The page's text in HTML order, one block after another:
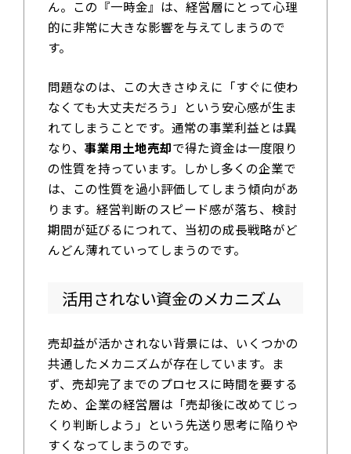
ん。この『一時金』は、経営層にとって心理
的に非常に大きな影響を与えてしまうので
す。
問題なのは、この大きさゆえに「すぐに使わ
なくても大丈夫だろう」という安心感が生ま
れてしまうことです。通常の事業利益とは異
なり、 事業用土地売却で得た資金は一度限り
の性質を持っています。しかし多くの企業で
は、この性質を過小評価してしまう傾向があ
ります。経営判断のスピード感が落ち、検討
期間が延びるにつれて、当初の成長戦略がど
んどん薄れていってしまうのです。
活用されない資金のメカニズム
売却益が活かされない背景には、いくつかの
共通したメカニズムが存在しています。ま
ず、売却完了までのプロセスに時間を要する
ため、企業の経営層は「売却後に改めてじっ
くり判断しよう」という先送り思考に陥りや
すくなってしまうのです。